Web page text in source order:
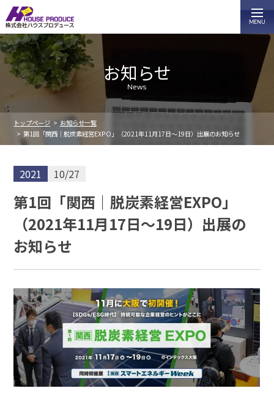
お知らせ
News
トップページ
お知らせ一覧
第1回「関西｜脱炭素経営EXPO」（2021年11月17日～19日）出展のお知らせ
2021 10/27
第1回「関西｜脱炭素経営EXPO」
（2021年11月17日～19日）出展の
お知らせ